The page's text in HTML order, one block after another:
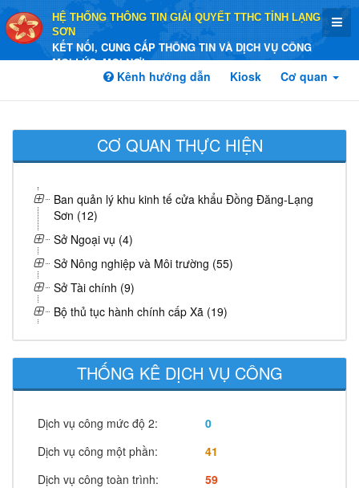
HỆ THỐNG THÔNG TIN GIẢI QUYẾT TTHC TỈNH LẠNG
SƠN
KẾT NỐI, CUNG CẤP THÔNG TIN VÀ DỊCH VỤ CÔNG
MỌI LÚC, MỌI NƠI
Kênh hướng dẫn Kiosk Cơ quan
CƠ QUAN THỰC HIỆN
Ban quản lý khu kinh tế cửa khẩu Đồng Đăng-Lạng
Sơn (12)
Sở Ngoại vụ (4)
Sở Nông nghiệp và Môi trường (55)
Sở Tài chính (9)
Bộ thủ tục hành chính cấp Xã (19)
THỐNG KÊ DỊCH VỤ CÔNG
Dịch vụ công mức độ 2:
0
Dịch vụ công một phần:
41
Dịch vụ công toàn trình:
59